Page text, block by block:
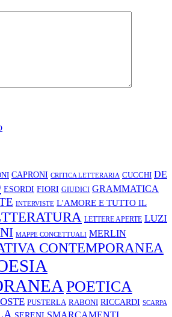
CAPRONI CRITICA LETTERARIA CUCCHI DE
ESORDI FIORI GIUDICI GRAMMATICA
INTERVISTE L'AMORE E TUTTO IL
LETTERE APERTE LUZI
MAPPE CONCETTUALI MERLIN
CONTEMPORANEA
POETICA
PUSTERLA RABONI RICCARDI SCARPA
SMARCAMENTI